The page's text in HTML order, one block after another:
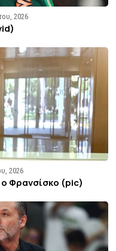
2026
2026
ο Φρανσίσκο (pic)